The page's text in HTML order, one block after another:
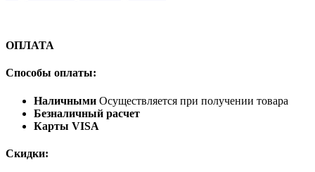
ОПЛАТА
Способы оплаты:
Наличными Осуществляется при получении товара
Безналичный расчет
Карты VISA
Скидки: